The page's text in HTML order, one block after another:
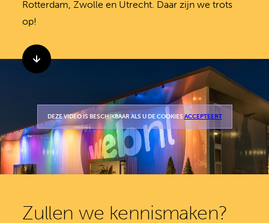
Rotterdam, Zwolle en Utrecht. Daar zijn we trots
op!
DEZE VIDEO IS BESCHIKBAAR ALS U DE COOKIES ACCEPTEERT
Zullen we kennismaken?